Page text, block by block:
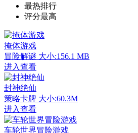
最热排行
评分最高
掩体游戏
冒险解谜 大小:156.1 MB
进入查看
封神绝仙
策略卡牌 大小:60.3M
进入查看
车轮世界冒险游戏